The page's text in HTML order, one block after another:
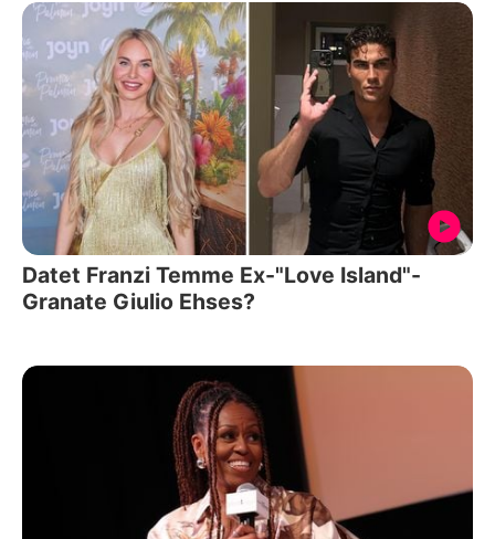
Datet Franzi Temme Ex-"Love Island"-
Granate Giulio Ehses?